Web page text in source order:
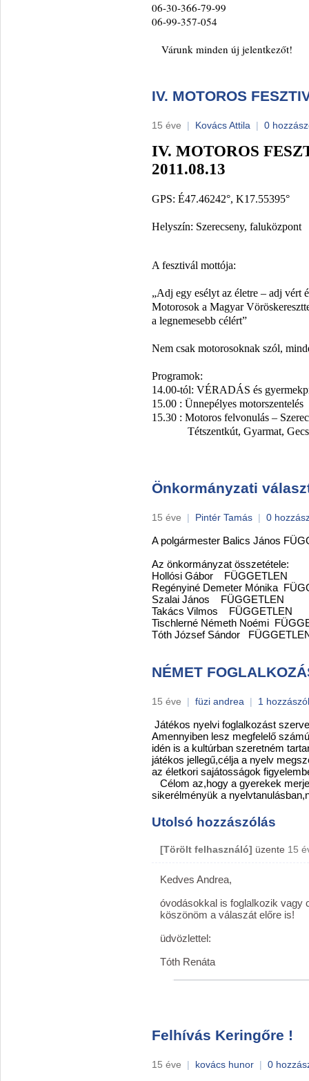
06-30-366-79-99
06-99-357-054
Várunk minden új jelentkezőt!
IV. MOTOROS
15 éve | Kovács Attila | 0
IV. MOTOROS
2011.08.13
GPS: É47.46242°, K17.55395°
Helyszín: Szerecseny, faluközpont
A fesztivál mottója:
„Adj egy esélyt az életre – adj vért
Motorosok a Magyar
a legnemesebb célért”
Nem csak motorosoknak szól,
Programok:
14.00-tól: VÉRADÁS és
15.00 : Ünnepélyes motorszentelés
15.30 : Motoros felvonulás –
Tétszentkút, Gyarmat,
Önkormányzati
15 éve | Pintér Tamás | 0
A polgármester Balics János
Az önkormányzat összetétele:
Hollósi Gábor FÜGGETLEN
Regényiné Demeter Mónika
Szalai János FÜGGETLEN
Takács Vilmos FÜGGETLEN
Tischlerné Németh Noémi
Tóth József Sándor
NÉMET
15 éve | füzi andrea | 1
Játékos nyelvi foglalkozást
Amennyiben lesz megfelelő
idén is a kultúrban szeretném
játékos jellegű,célja a nyelv
az életkori sajátosságok
Célom az,hogy a gyerekek
sikerélményük a
Utolsó hozzászólás
[Törölt felhasználó] üzente 15
Kedves Andrea,
óvodásokkal is foglalkozik vagy
köszönöm a válaszát előre is!
üdvözlettel:
Tóth Renáta
Felhívás Keringőre !
15 éve | kovács hunor | 0